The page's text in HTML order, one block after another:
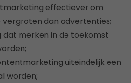
effectiever om
dan advertenties;
dat merken in de toekomst
uiteindelijk een
worden;